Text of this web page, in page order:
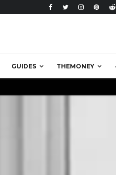
GUIDES THEMONEY